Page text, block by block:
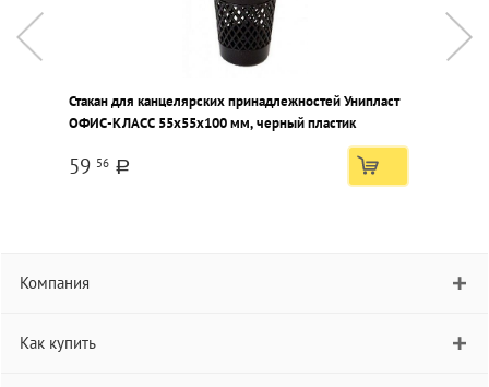
Стакан для канцелярских принадлежностей Унипласт
ОФИС-КЛАСС 55x55x100 мм, черный пластик
59 56 a
Компания
Как купить